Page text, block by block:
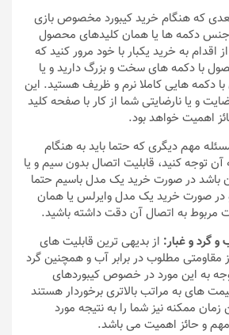
که هنگام خرید کیبورد مخصوص بازی
جنس دکمه ها یا همان کلیدهای محصول
به خرید یکبار با خود مرور کنید که
با دکمه های سخت و بزرگ دارید و یا
با دکمه هایی کاملا نرم و ظریف هستید. این
و یا نارضایتی شما از کار با صفحه کلید
اهمیت خواهد بود.
مهم دیگری که حتما باید به هنگام
آن توجه کنید، قابلیت اتصال بدون سیم و یا
باشد در صورت خرید یک مدل باسیم حتما
و در صورت خرید یک مدل وایرلس یا همان
مربوط به اتصال آن دقت داشته باشید.
و گرد و غبار: از بدیهی ترین قابلیت های
مقاومتی مطلوب در برابر آب و همچنین گرد
به این مورد در خصوص کیبوردهای
های به مراتب بالاتری برخوردار هستند
زمان ممکنه نیز شما را به نتیجه مورد
مهم و حائز اهمیت می باشد.